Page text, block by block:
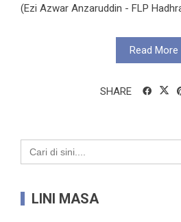
(Ezi Azwar Anzaruddin - FLP
Read More
SHARE
Search
for:
LINI MASA